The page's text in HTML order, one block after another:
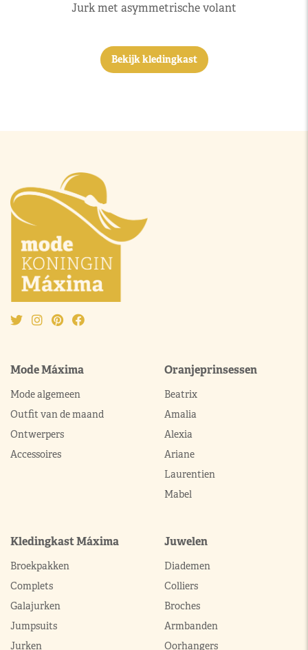
Jurk met asymmetrische volant
Bekijk kledingkast
Mode Máxima
Mode algemeen
Outfit van de maand
Ontwerpers
Accessoires
Oranjeprinsessen
Beatrix
Amalia
Alexia
Ariane
Laurentien
Mabel
Kledingkast Máxima
Broekpakken
Complets
Galajurken
Jumpsuits
Jurken
Juwelen
Diademen
Colliers
Broches
Armbanden
Oorhangers